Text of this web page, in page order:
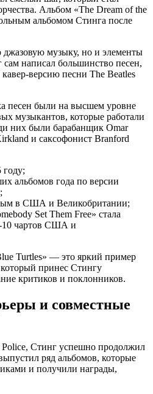
Альбом «The Dream of the
альбомом Стинга после
джазовую музыку, но и элементы
написал большинство песен,
версию песни The Beatles
песен были на высшем уровне
музыкантов, которые работали
них были барабанщик Omar
и саксофонист Branford
альбомов года по версии
в США и Великобритании;
Set Them Free» стала
10 чартов США и
Turtles» — это яркий пример
который принес Стингу
критиков и поклонников.
и совместные
Стинг успешно продолжил
ряд альбомов, которые
и получили награды,